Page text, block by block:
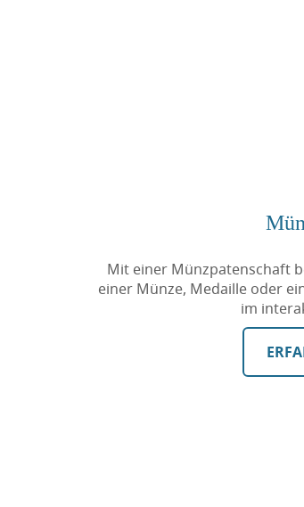
Mit einer Münzpatenschaft
einer Münze, Medaille oder
im